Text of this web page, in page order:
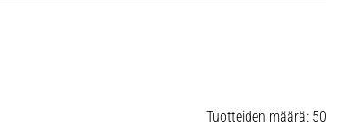
Tuotteiden määrä: 50